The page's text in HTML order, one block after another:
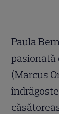
Paula
pasionată
(Marcus